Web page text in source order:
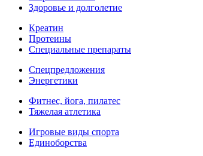
Здоровье и долголетие
Креатин
Протеины
Специальные препараты
Спецпредложения
Энергетики
Фитнес, йога, пилатес
Тяжелая атлетика
Игровые виды спорта
Единоборства